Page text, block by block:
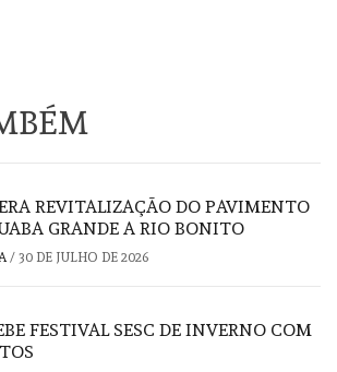
REVITALIZAÇÃO DO PAVIMENTO
GRANDE A RIO BONITO
/ 30 DE JULHO DE 2026
FESTIVAL SESC DE INVERNO COM